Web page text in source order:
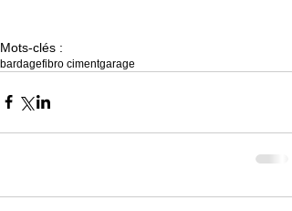
Mots-clés :
bardagefibro cimentgarage